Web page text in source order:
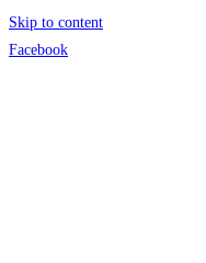
Skip to content
Facebook